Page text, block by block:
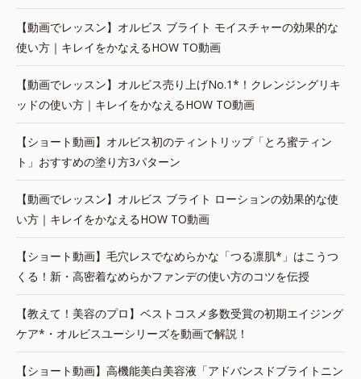
【動画でレッスン】オルビス ブライト モイスチャーの効果的な
使い方｜キレイをかなえるHOW TO動画
【動画でレッスン】オルビス売り上げNo.1*！クレンジングリキ
ッドの使い方｜キレイをかなえるHOW TO動画
【ショート動画】オルビス初のティントリップ「とろ蜜ティン
ト」おすすめの塗り方3パターン
【動画でレッスン】オルビス ブライト ローションの効果的な使
い方｜キレイをかなえるHOW TO動画
【ショート動画】毛穴レスでなめらかな「つる凛肌*」はこうつ
くる！新・高密着なめらかファンデの使い方のコツを伝授
【教えて！美容のプロ】ベストコスメ多数受賞の初期エイジング
ケア*・オルビスユーシリーズを動画で解説！
【ショート動画】高機能美白美容液「アドバンスドブライトニン